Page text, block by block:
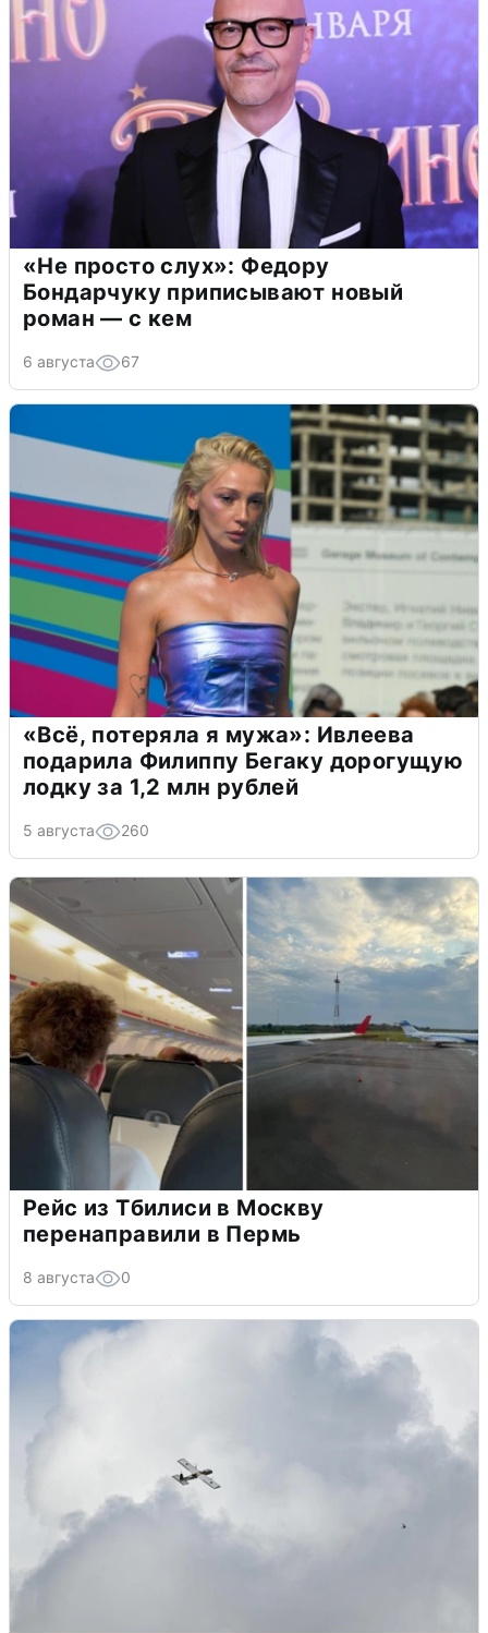
«Не просто слух»: Федору
Бондарчуку приписывают новый
роман — с кем
6 августа 67
«Всё, потеряла я мужа»: Ивлеева
подарила Филиппу Бегаку дорогущую
лодку за 1,2 млн рублей
5 августа 260
Рейс из Тбилиси в Москву
перенаправили в Пермь
8 августа 0